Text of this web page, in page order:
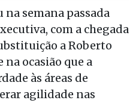
semana passada
com a chegada
a Roberto
na ocasião que a
às áreas de
agilidade nas